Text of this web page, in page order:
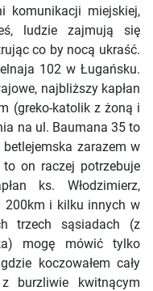
komunikacji miejskiej,
ludzie zajmują się
co by nocą ukraść.
102 w Ługańsku.
najbliższy kapłan
(greko-katolik z żoną i
na ul. Baumana 35 to
zarazem w
on raczej potrzebuje
ks. Włodzimierz,
200km i kilku innych w
trzech sąsiadach (z
mogę mówić tylko
koczowałem cały
burzliwie kwitnącym